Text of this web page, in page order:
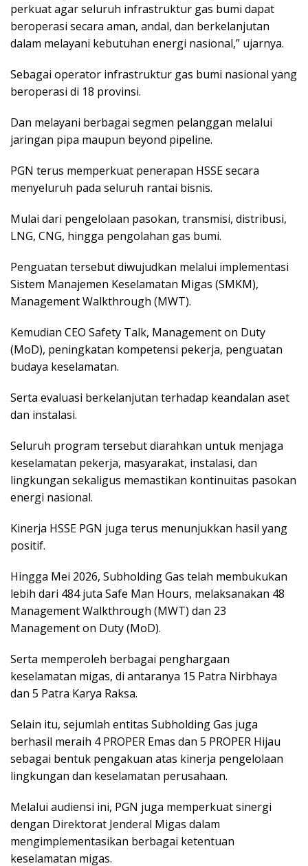
perkuat agar seluruh infrastruktur gas bumi dapat
beroperasi secara aman, andal, dan berkelanjutan
dalam melayani kebutuhan energi nasional,” ujarnya.
Sebagai operator infrastruktur gas bumi nasional yang
beroperasi di 18 provinsi.
Dan melayani berbagai segmen pelanggan melalui
jaringan pipa maupun beyond pipeline.
PGN terus memperkuat penerapan HSSE secara
menyeluruh pada seluruh rantai bisnis.
Mulai dari pengelolaan pasokan, transmisi, distribusi,
LNG, CNG, hingga pengolahan gas bumi.
Penguatan tersebut diwujudkan melalui implementasi
Sistem Manajemen Keselamatan Migas (SMKM),
Management Walkthrough (MWT).
Kemudian CEO Safety Talk, Management on Duty
(MoD), peningkatan kompetensi pekerja, penguatan
budaya keselamatan.
Serta evaluasi berkelanjutan terhadap keandalan aset
dan instalasi.
Seluruh program tersebut diarahkan untuk menjaga
keselamatan pekerja, masyarakat, instalasi, dan
lingkungan sekaligus memastikan kontinuitas pasokan
energi nasional.
Kinerja HSSE PGN juga terus menunjukkan hasil yang
positif.
Hingga Mei 2026, Subholding Gas telah membukukan
lebih dari 484 juta Safe Man Hours, melaksanakan 48
Management Walkthrough (MWT) dan 23
Management on Duty (MoD).
Serta memperoleh berbagai penghargaan
keselamatan migas, di antaranya 15 Patra Nirbhaya
dan 5 Patra Karya Raksa.
Selain itu, sejumlah entitas Subholding Gas juga
berhasil meraih 4 PROPER Emas dan 5 PROPER Hijau
sebagai bentuk pengakuan atas kinerja pengelolaan
lingkungan dan keselamatan perusahaan.
Melalui audiensi ini, PGN juga memperkuat sinergi
dengan Direktorat Jenderal Migas dalam
mengimplementasikan berbagai ketentuan
keselamatan migas.